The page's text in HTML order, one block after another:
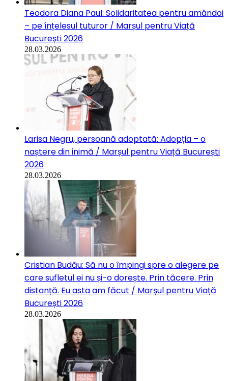
Teodora Diana Paul: Solidaritatea pentru amândoi
– pe înțelesul tuturor / Marșul pentru Viață
București 2026
28.03.2026
Larisa Negru, persoană adoptată: Adopția – o
naștere din inimă / Marșul pentru Viață București
2026
28.03.2026
Cristian Budău: Să nu o împingi spre o alegere pe
care sufletul ei nu și-o dorește. Prin tăcere. Prin
distanță. Eu asta am făcut / Marșul pentru Viață
București 2026
28.03.2026